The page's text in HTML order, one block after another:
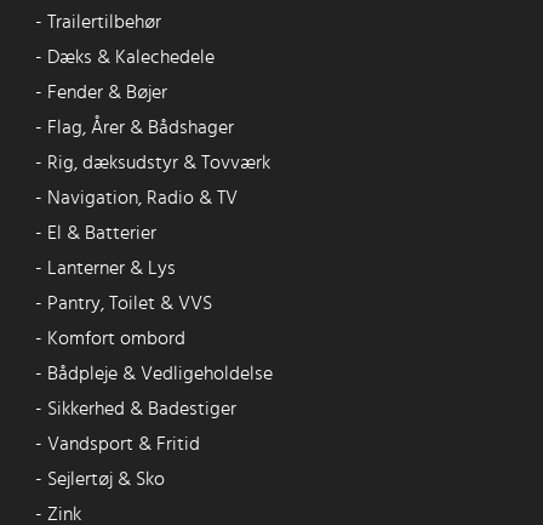
- Trailertilbehør
- Dæks & Kalechedele
- Fender & Bøjer
- Flag, Årer & Bådshager
- Rig, dæksudstyr & Tovværk
- Navigation, Radio & TV
- El & Batterier
- Lanterner & Lys
- Pantry, Toilet & VVS
- Komfort ombord
- Bådpleje & Vedligeholdelse
- Sikkerhed & Badestiger
- Vandsport & Fritid
- Sejlertøj & Sko
- Zink